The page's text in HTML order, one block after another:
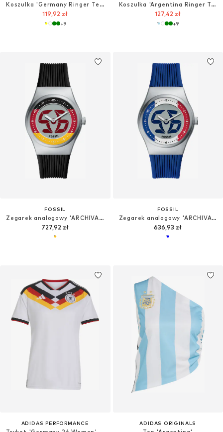
Koszulka 'Germany Ringer Tee'
119,92 zł
+9
Koszulka 'Argentina Ringer Tee'
127,42 zł
+9
FOSSIL
Zegarek analogowy 'ARCHIVAL BIG TIC - Germany'
727,92 zł
FOSSIL
Zegarek analogowy 'ARCHIVAL BIG TIC - France'
636,93 zł
ADIDAS PERFORMANCE ADIDAS ORIGINALS